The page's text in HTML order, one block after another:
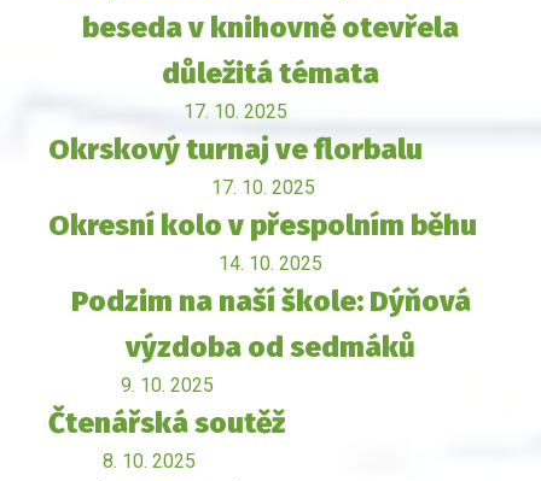
beseda v knihovně otevřela
důležitá témata
17. 10. 2025
Okrskový turnaj ve florbalu
17. 10. 2025
Okresní kolo v přespolním běhu
14. 10. 2025
Podzim na naší škole: Dýňová
výzdoba od sedmáků
9. 10. 2025
Čtenářská soutěž
8. 10. 2025